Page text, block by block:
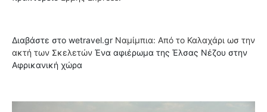
Διαβάστε στο wetravel.gr Ναμίμπια: Από το Καλαχάρι ωσ την
ακτή των Σκελετών Ένα αφιέρωμα της Έλσας Νέζου στην
Αφρικανική χώρα